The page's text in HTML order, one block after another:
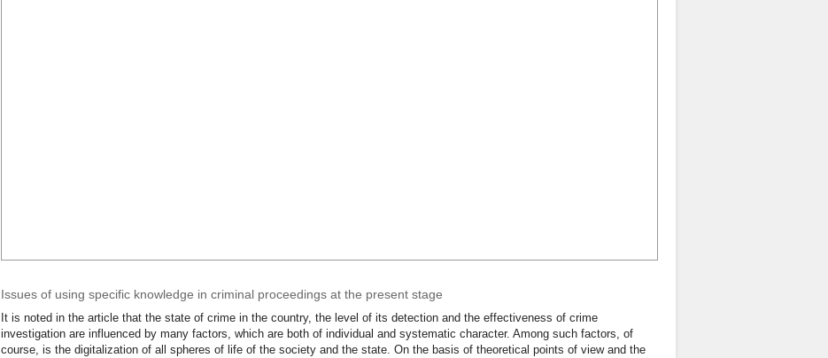
Issues of using specific knowledge in criminal proceedings at the present stage
It is noted in the article that the state of crime in the country, the level of its detection and the effectiveness of crime
investigation are influenced by many factors, which are both of individual and systematic character. Among such factors, of
course, is the digitalization of all spheres of life of the society and the state. On the basis of theoretical points of view and the